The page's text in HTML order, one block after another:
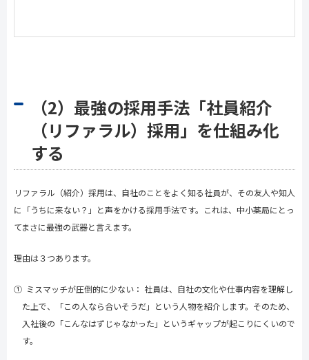
（2）最強の採用手法「社員紹介
（リファラル）採用」を仕組み化
する
リファラル（紹介）採用は、自社のことをよく知る社員が、その友人や知人
に「うちに来ない？」と声をかける採用手法です。これは、中小薬局にとっ
てまさに最強の武器と言えます。
理由は３つあります。
① ミスマッチが圧倒的に少ない： 社員は、自社の文化や仕事内容を理解し
た上で、「この人なら合いそうだ」という人物を紹介します。そのため、
入社後の「こんなはずじゃなかった」というギャップが起こりにくいので
す。